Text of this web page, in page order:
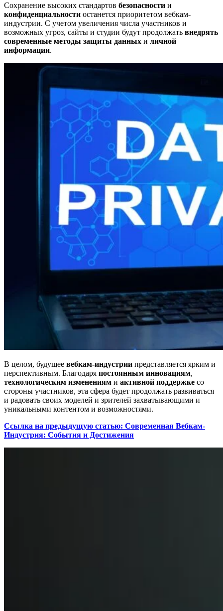
Сохранение высоких стандартов безопасности и
конфиденциальности останется приоритетом вебкам-
индустрии. С учетом увеличения числа участников и
возможных угроз, сайты и студии будут продолжать внедрять
современные методы защиты данных и личной
информации.
В целом, будущее вебкам-индустрии представляется ярким и
перспективным. Благодаря постоянным инновациям,
технологическим изменениям и активной поддержке со
стороны участников, эта сфера будет продолжать развиваться
и радовать своих моделей и зрителей захватывающими и
уникальными контентом и возможностями.
Ссылка на предыдущую статью: Современная Вебкам-
Индустрия: События и Достижения